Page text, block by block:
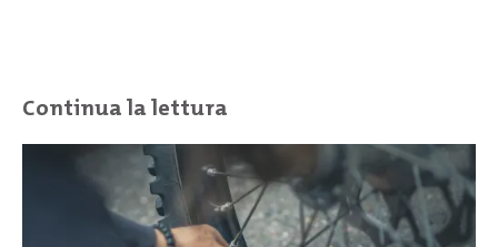
Continua la lettura